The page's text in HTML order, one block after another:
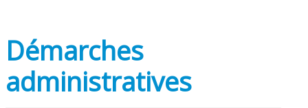
Démarches
administratives